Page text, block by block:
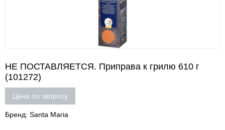
НЕ ПОСТАВЛЯЕТСЯ. Приправа к грилю 610 г
(101272)
Цена по запросу
Бренд: Santa Maria